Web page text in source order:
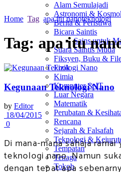
Alam Semulajadi
Astronomi &
Berita & Peristiwa
Bicara Saintis
Sains untuk
Suara Saintis Muda
Fiksyen, Buku &
Fizik
Kimia
Komputer & IT
Luar Negara
Matematik
Perubatan &
Rencana
Sejarah & Falsafah
Teknologi &
Tempatan
Tenaga
Tokoh
Home Tag apa itu nanoteknologi
Tag: apa itu
Kegunaan Teknologi Nano
by Editor
18/04/2015
0
Di mana-mana sahaja
teknologi nano. Namun
dengan tepat apa